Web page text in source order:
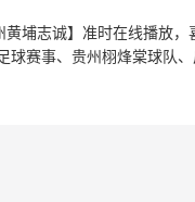
埔志诚】准时在线播放
赛事、贵州栩烽棠球队